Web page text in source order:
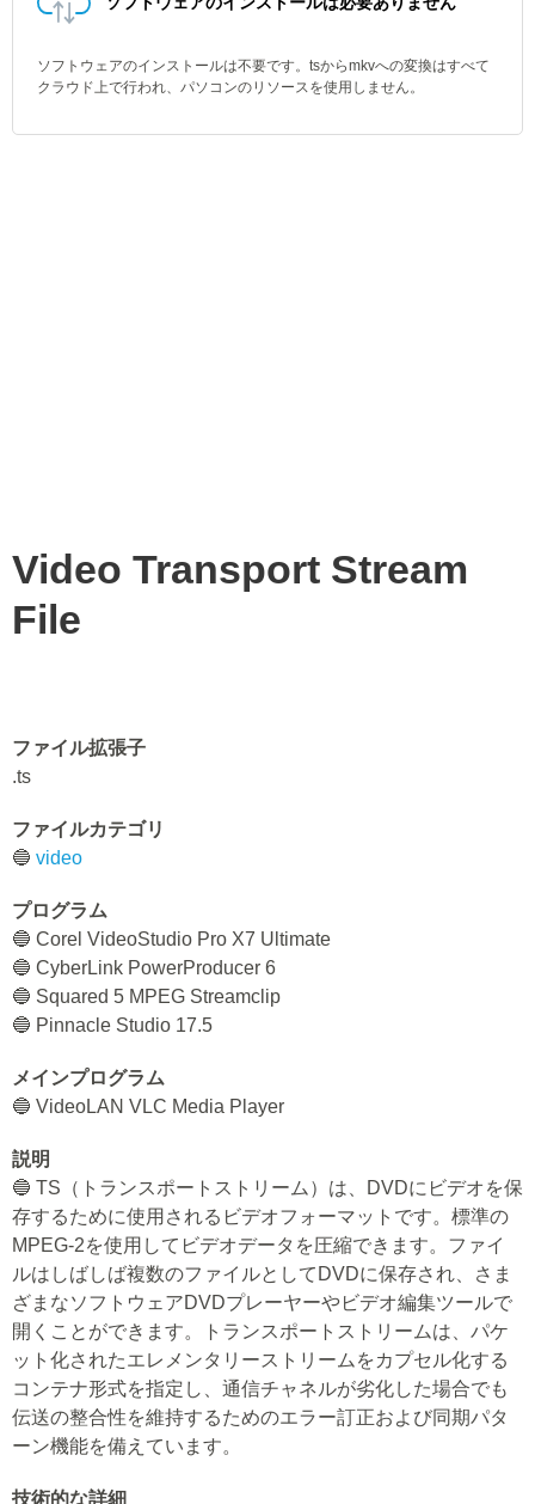
ソフトウェアのインストールは不要です。tsからmkvへの変換はすべて
クラウド上で行われ、パソコンのリソースを使用しません。
Video Transport Stream
File
ファイル拡張子
.ts
ファイルカテゴリ
🔵 video
プログラム
🔵 Corel VideoStudio Pro X7 Ultimate
🔵 CyberLink PowerProducer 6
🔵 Squared 5 MPEG Streamclip
🔵 Pinnacle Studio 17.5
メインプログラム
🔵 VideoLAN VLC Media Player
説明
🔵 TS（トランスポートストリーム）は、DVDにビデオを保
存するために使用されるビデオフォーマットです。標準の
MPEG-2を使用してビデオデータを圧縮できます。ファイ
ルはしばしば複数のファイルとしてDVDに保存され、さま
ざまなソフトウェアDVDプレーヤーやビデオ編集ツールで
開くことができます。トランスポートストリームは、パケ
ット化されたエレメンタリーストリームをカプセル化する
コンテナ形式を指定し、通信チャネルが劣化した場合でも
伝送の整合性を維持するためのエラー訂正および同期パタ
ーン機能を備えています。
技術的な詳細